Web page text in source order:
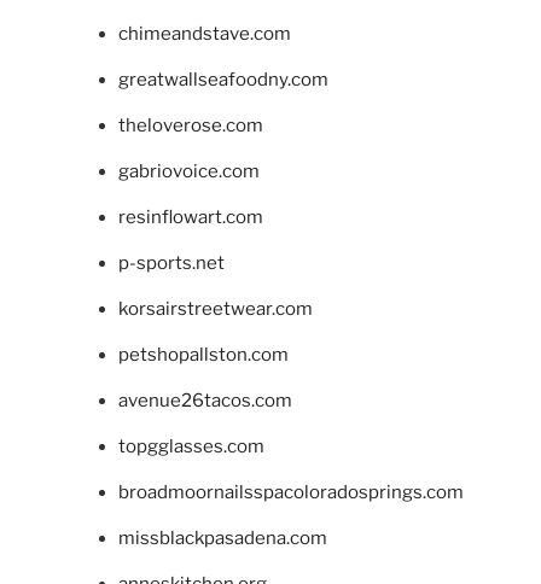
chimeandstave.com
greatwallseafoodny.com
theloverose.com
gabriovoice.com
resinflowart.com
p-sports.net
korsairstreetwear.com
petshopallston.com
avenue26tacos.com
topgglasses.com
broadmoornailsspacoloradosprings.com
missblackpasadena.com